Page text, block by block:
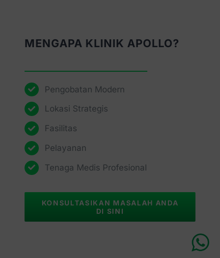
MENGAPA KLINIK APOLLO?
Pengobatan Modern
Lokasi Strategis
Fasilitas
Pelayanan
Tenaga Medis Profesional
KONSULTASIKAN MASALAH ANDA
DI SINI